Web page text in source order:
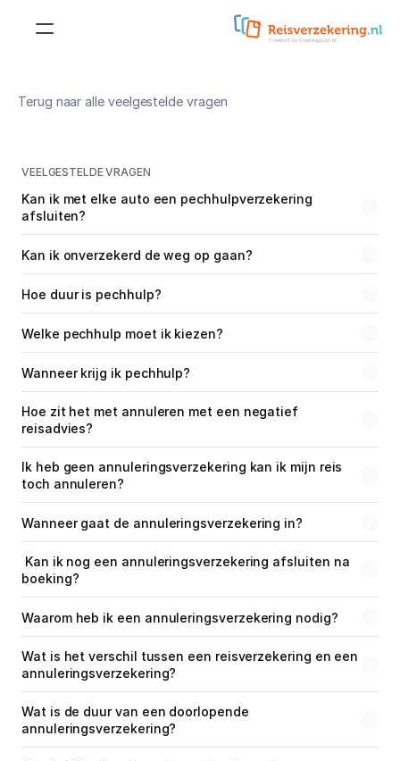
Terug naar alle veelgestelde vragen
VEELGESTELDE VRAGEN
Kan ik met elke auto een pechhulpverzekering
afsluiten?
Kan ik onverzekerd de weg op gaan?
Hoe duur is pechhulp?
Welke pechhulp moet ik kiezen?
Wanneer krijg ik pechhulp?
Hoe zit het met annuleren met een negatief
reisadvies?
Ik heb geen annuleringsverzekering kan ik mijn reis
toch annuleren?
Wanneer gaat de annuleringsverzekering in?
boeking?
Waarom heb ik een annuleringsverzekering nodig?
Wat is het verschil tussen een reisverzekering en een
annuleringsverzekering?
Wat is de duur van een doorlopende
annuleringsverzekering?
Doorlopende
Kortlopende reisverzekering
studenten
Doorlopende
ouderen
Kortlopende
annuleringsverzekering
Annuleringsverzekering
Aanvullende dekkingen
Medische reisverzekering
Bagage verzekering
Gevaarlijke sporten
Ongevallendekking
Veelgestelde vragen
Nieuws
Klantenservice
Nu open tot 17:30